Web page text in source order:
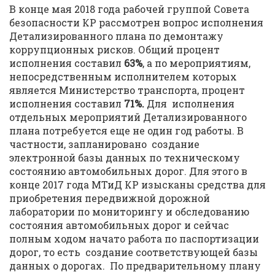
В конце мая 2018 года рабочей группой Совета
безопасности КР рассмотрен вопрос исполнения
Детализированного плана по демонтажу
коррупционных рисков. Общий процент
исполнения составил 63%, а по мероприятиям,
непосредственным исполнителем которых
является Министерство транспорта, процент
исполнения составил 71%. Для исполнения
отдельных мероприятий Детализированного
плана потребуется еще не один год работы. В
частности, запланировано создание
электронной базы данных по техническому
состоянию автомобильных дорог. Для этого в
конце 2017 года МТиД КР изысканы средства для
приобретения передвижной дорожной
лаборатории по мониторингу и обследованию
состояния автомобильных дорог и сейчас
полным ходом начато работа по паспортизации
дорог, то есть создание соответствующей базы
данных о дорогах. По предварительному плану